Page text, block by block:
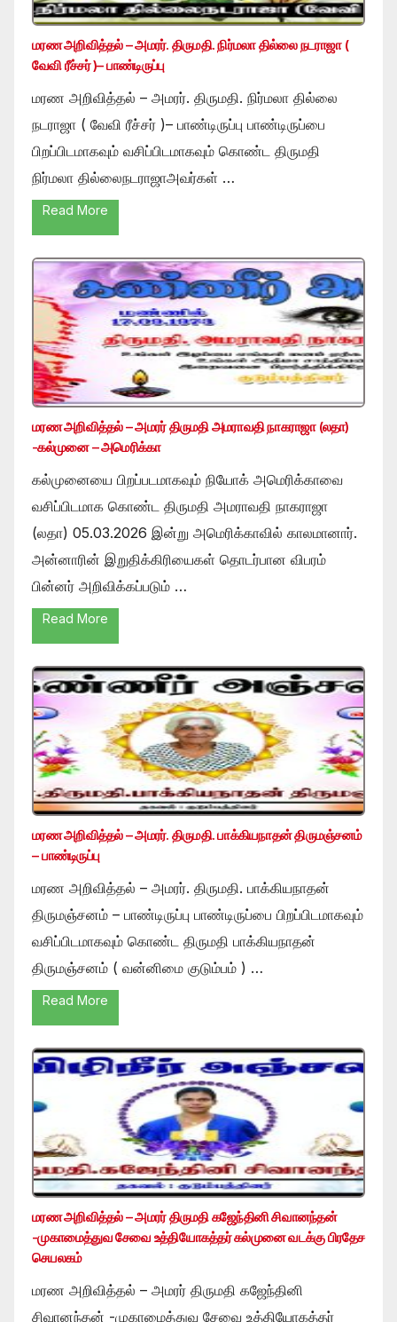
மரண அறிவித்தல் – அமரர். திருமதி. நிர்மலா தில்லை நடராஜா (
வேவி ரீச்சர் )– பாண்டிருப்பு
மரண அறிவித்தல் – அமரர். திருமதி. நிர்மலா தில்லை
நடராஜா ( வேவி ரீச்சர் )– பாண்டிருப்பு பாண்டிருப்பை
பிறப்பிடமாகவும் வசிப்பிடமாகவும் கொண்ட திருமதி
நிர்மலா தில்லைநடராஜாஅவர்கள் …
Read More
மரண அறிவித்தல் – அமரர் திருமதி அமராவதி நாகராஜா (லதா)
-கல்முனை – அமெரிக்கா
கல்முனையை பிறப்படமாகவும் நியோக் அமெரிக்காவை
வசிப்பிடமாக கொண்ட திருமதி அமராவதி நாகராஜா
(லதா) 05.03.2026 இன்று அமெரிக்காவில் காலமானார்.
அன்னாரின் இறுதிக்கிரியைகள் தொடர்பான விபரம்
பின்னர் அறிவிக்கப்படும் …
Read More
மரண அறிவித்தல் – அமரர். திருமதி. பாக்கியநாதன் திருமஞ்சனம்
– பாண்டிருப்பு
மரண அறிவித்தல் – அமரர். திருமதி. பாக்கியநாதன்
திருமஞ்சனம் – பாண்டிருப்பு பாண்டிருப்பை பிறப்பிடமாகவும்
வசிப்பிடமாகவும் கொண்ட திருமதி பாக்கியநாதன்
திருமஞ்சனம் ( வன்னிமை குடும்பம் ) …
Read More
மரண அறிவித்தல் – அமரர் திருமதி கஜேந்தினி சிவானந்தன்
-முகாமைத்துவ சேவை உத்தியோகத்தர் கல்முனை வடக்கு பிரதேச
செயலகம்
மரண அறிவித்தல் – அமரர் திருமதி கஜேந்தினி
சிவானந்தன் -முகாமைத்துவ சேவை உத்தியோகத்தர்